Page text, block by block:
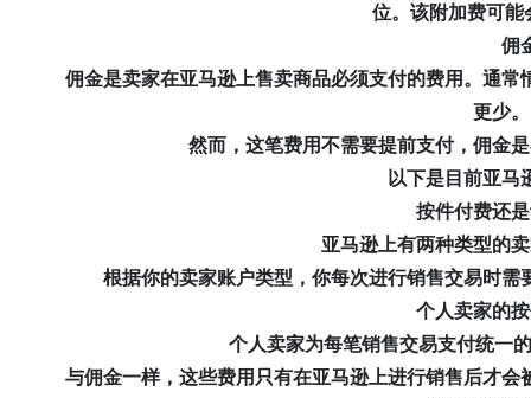
位。该附加费可
佣
佣金是卖家在亚马逊上售卖商品必须支付的费用。通常
更少。
然而，这笔费用不需要提前支付，佣金是
以下是目前亚马
按件付费还
亚马逊上有两种类型的卖
根据你的卖家账户类型，你每次进行销售交易时需
个人卖家的
个人卖家为每笔销售交易支付统一的
与佣金一样，这些费用只有在亚马逊上进行销售后才会